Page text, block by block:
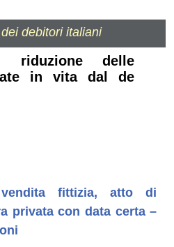
debitori italiani
riduzione delle
in vita dal de
fittizia, atto di
privata con data certa –